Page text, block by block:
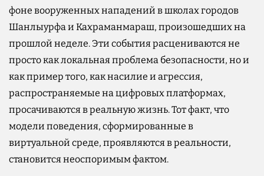
фоне вооруженных нападений в школах городов
Шанлыурфа и Кахраманмараш, произошедших на
прошлой неделе. Эти события расцениваются не
просто как локальная проблема безопасности, но и
как пример того, как насилие и агрессия,
распространяемые на цифровых платформах,
просачиваются в реальную жизнь. Тот факт, что
модели поведения, сформированные в
виртуальной среде, проявляются в реальности,
становится неоспоримым фактом.